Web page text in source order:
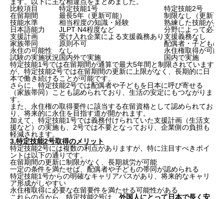
比較項目
特定技能1号
特定技能2号
在留期間
最長5年（更新可能）
制限なし（更新可
技能水準
相当程度の知識・経験
熟練した技能が必
日本語能力
JLPT N4程度など
分野によって必要
支援計画
受け入れ企業による支援義務あり支援義務なし
家族帯同
原則不可
配偶者・子どもの
永住の可能性
なし
永住権取得が可能
試験の実施状況国内外で実施
国内で実施
特定技能1号では在留期間が通算で最大5年間と制限されています
が、特定技能2号では在留期間の更新に上限がなく、長期的に日
本で働き続けることが可能です。
さらに、特定技能2号では配偶者や子どもを日本に呼び寄せる
（家族帯同）ことも認められており、生活の安定にもつながりま
す。
また、永住権の取得要件に該当する在留資格として認められてお
り、将来的に永住を目指す道が開かれます。
加えて、特定技能1号では義務付けられていた支援計画（生活支
援など）の実施も、2号では不要となっており、企業側の負担も
軽減されます。
3.特定技能2号取得のメリット
特定技能2号には複数の利点がありますが、特に注目すべきポイ
ントは以下の通りです。
在留期間の更新に制限がなく、長期就労が可能
一定の条件を満たせば、配偶者や子どもの帯同が認められる
特定技能1号からの明確なキャリアパスがあり、将来的なキャリ
ア形成がしやすい
永住権取得に必要な在留要件を満たせる可能性がある
これらの点から、特定技能2号は、 外国人にとって日本で長く安